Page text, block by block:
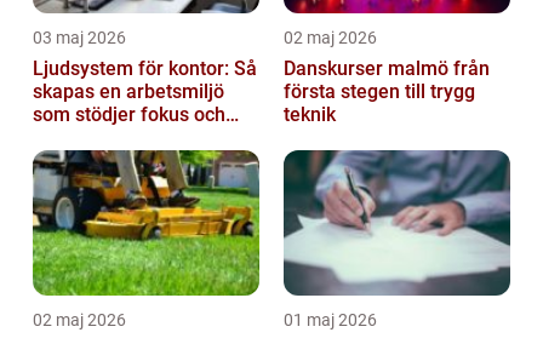
03 maj 2026
Ljudsystem för kontor: Så
skapas en arbetsmiljö
som stödjer fokus och
02 maj 2026
Danskurser malmö från
första stegen till trygg
teknik
02 maj 2026 01 maj 2026